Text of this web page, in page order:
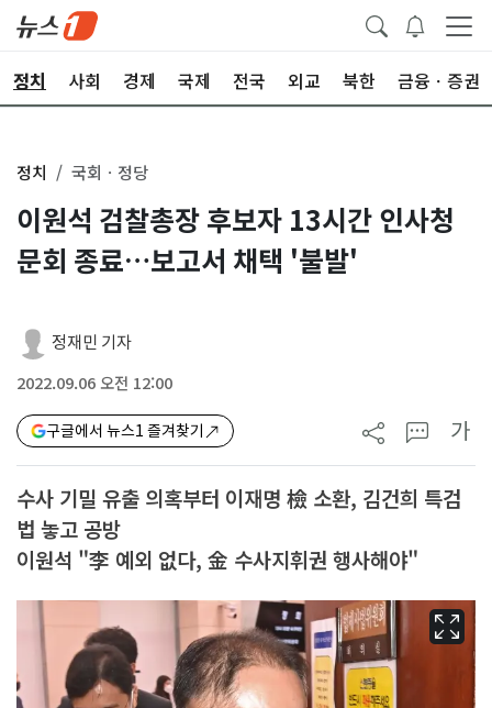
정치 사회 경제 국제 전국 외교 북한 금융ㆍ증권
정치 국회ㆍ정당
이원석 검찰총장 후보자 13시간 인사청
문회 종료…보고서 채택 '불발'
정재민 기자
2022.09.06 오전 12:00
구글에서 뉴스1 즐겨찾기 가
수사 기밀 유출 의혹부터 이재명 檢 소환, 김건희 특검
법 놓고 공방
이원석 "李 예외 없다, 金 수사지휘권 행사해야"